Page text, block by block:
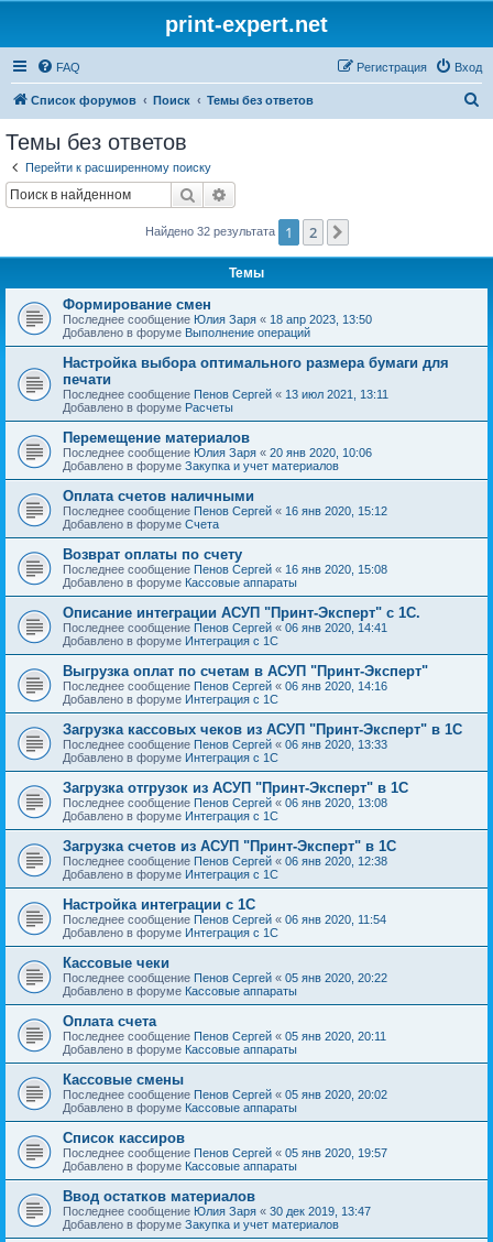
print-expert.net
FAQ Вход
Регистрация
Список форумов Поиск Темы без ответов
Темы без ответов
Перейти к расширенному поиску
Поиск
Найдено 32 результата 1 2
Темы
Формирование смен
Последнее сообщение Юлия Заря « 18 апр 2023, 13:50
Добавлено в форуме Выполнение операций
Настройка выбора оптимального размера бумаги для
печати
Последнее сообщение Пенов Сергей « 13 июл 2021, 13:11
Добавлено в форуме Расчеты
Перемещение материалов
Последнее сообщение Юлия Заря « 20 янв 2020, 10:06
Добавлено в форуме Закупка и учет материалов
Оплата счетов наличными
Последнее сообщение Пенов Сергей « 16 янв 2020, 15:12
Добавлено в форуме Счета
Возврат оплаты по счету
Последнее сообщение Пенов Сергей « 16 янв 2020, 15:08
Добавлено в форуме Кассовые аппараты
Описание интеграции АСУП "Принт-Эксперт" с 1С.
Последнее сообщение Пенов Сергей « 06 янв 2020, 14:41
Добавлено в форуме Интеграция с 1С
Выгрузка оплат по счетам в АСУП "Принт-Эксперт"
Последнее сообщение Пенов Сергей « 06 янв 2020, 14:16
Добавлено в форуме Интеграция с 1С
Загрузка кассовых чеков из АСУП "Принт-Эксперт" в 1С
Последнее сообщение Пенов Сергей « 06 янв 2020, 13:33
Добавлено в форуме Интеграция с 1С
Загрузка отгрузок из АСУП "Принт-Эксперт" в 1С
Последнее сообщение Пенов Сергей « 06 янв 2020, 13:08
Добавлено в форуме Интеграция с 1С
Загрузка счетов из АСУП "Принт-Эксперт" в 1С
Последнее сообщение Пенов Сергей « 06 янв 2020, 12:38
Добавлено в форуме Интеграция с 1С
Настройка интеграции с 1С
Последнее сообщение Пенов Сергей « 06 янв 2020, 11:54
Добавлено в форуме Интеграция с 1С
Кассовые чеки
Последнее сообщение Пенов Сергей « 05 янв 2020, 20:22
Добавлено в форуме Кассовые аппараты
Оплата счета
Последнее сообщение Пенов Сергей « 05 янв 2020, 20:11
Добавлено в форуме Кассовые аппараты
Кассовые смены
Последнее сообщение Пенов Сергей « 05 янв 2020, 20:02
Добавлено в форуме Кассовые аппараты
Список кассиров
Последнее сообщение Пенов Сергей « 05 янв 2020, 19:57
Добавлено в форуме Кассовые аппараты
Ввод остатков материалов
Последнее сообщение Юлия Заря « 30 дек 2019, 13:47
Добавлено в форуме Закупка и учет материалов